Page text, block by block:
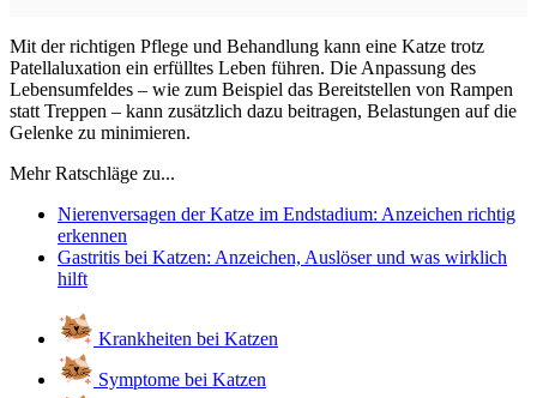
Mit der richtigen Pflege und Behandlung kann eine Katze trotz
Patellaluxation ein erfülltes Leben führen. Die Anpassung des
Lebensumfeldes – wie zum Beispiel das Bereitstellen von Rampen
statt Treppen – kann zusätzlich dazu beitragen, Belastungen auf die
Gelenke zu minimieren.
Mehr Ratschläge zu...
Nierenversagen der Katze im Endstadium: Anzeichen richtig
erkennen
Gastritis bei Katzen: Anzeichen, Auslöser und was wirklich
hilft
Krankheiten bei Katzen
Symptome bei Katzen